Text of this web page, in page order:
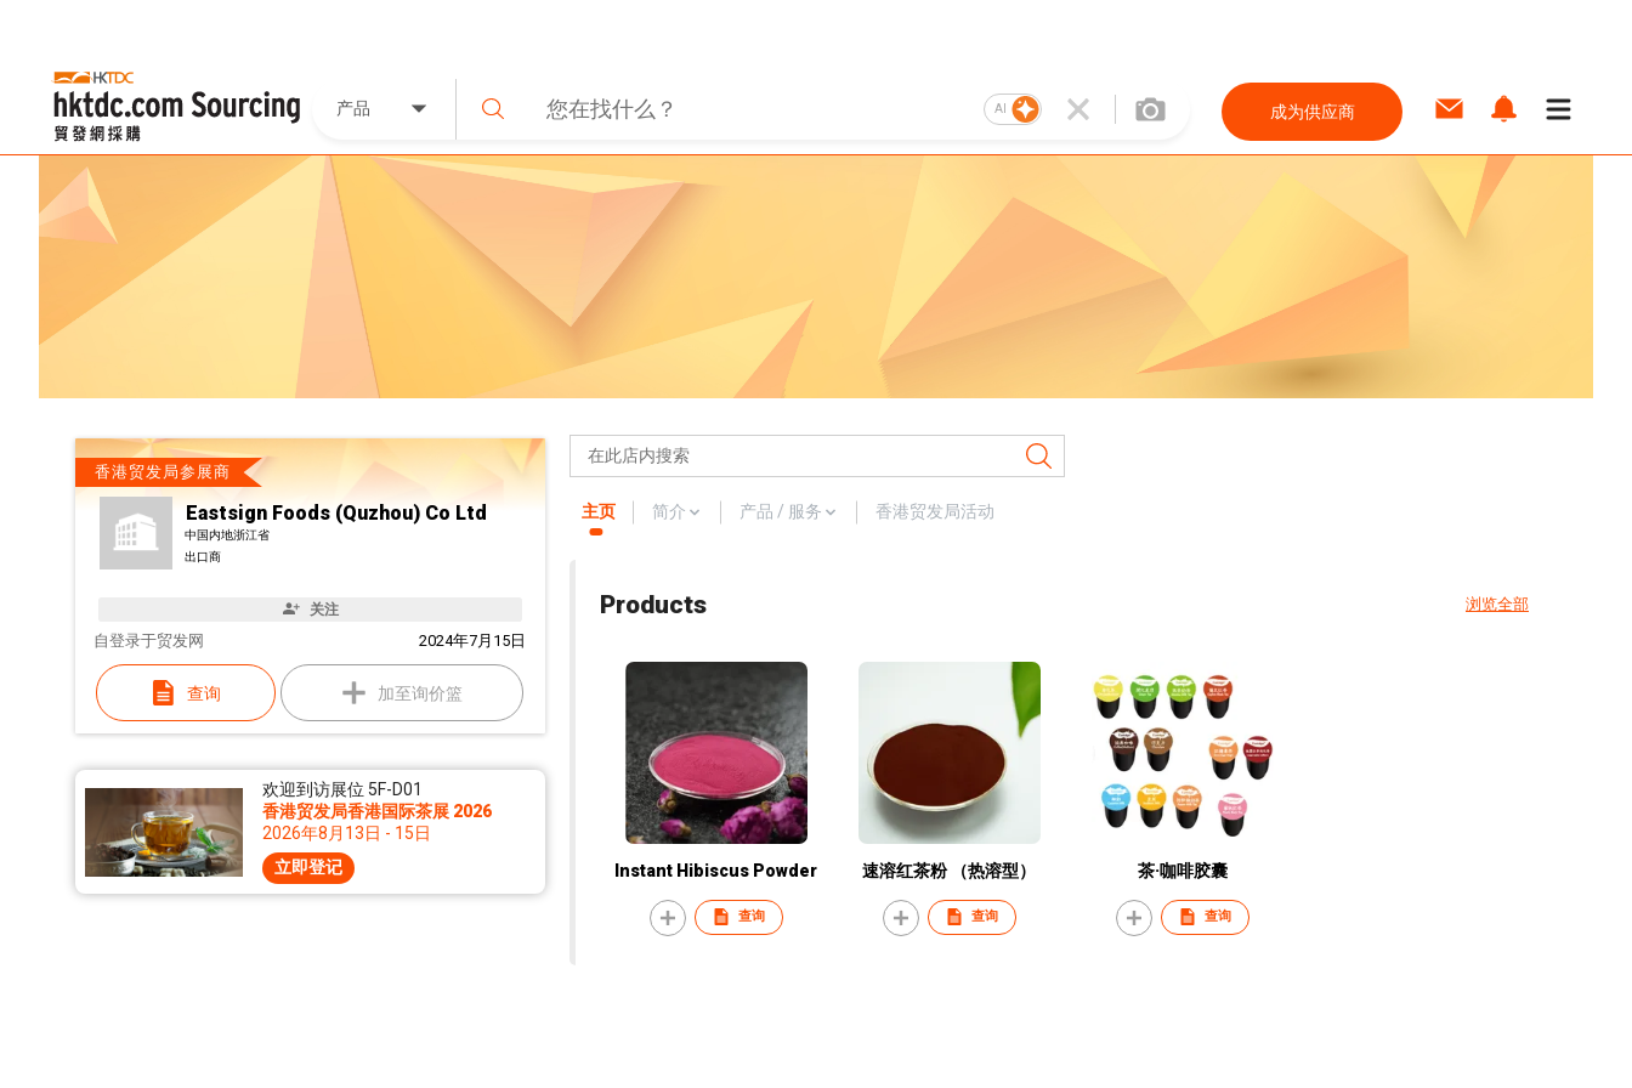
产品 AI 成为供应商
香港贸发局参展商
Eastsign Foods (Quzhou) Co Ltd
中国内地浙江省
出口商
关注
自 2024年7月15日
登录于贸发网
查询 加至询价篮
欢迎到访展位 5F-D01
香港贸发局香港国际茶展 2026
2026年8月13日 - 15日
立即登记
主页 简介 产品 / 服务 香港贸发局活动
Products 浏览全部
Instant Hibiscus Powder
查询
速溶红茶粉 （热溶型）
查询
茶·咖啡胶囊
查询